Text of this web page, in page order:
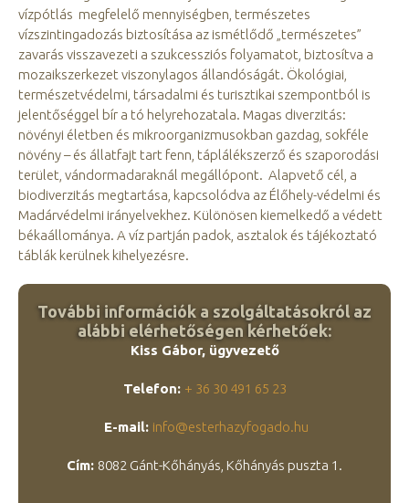
vízpótlás ­ megfelelő mennyiségben, természetes
vízszintingadozás biztosítása az ismétlődő „természetes”
zavarás visszavezeti a szukcessziós folyamatot, biztosítva a
mozaikszerkezet viszonylagos állandóságát. Ökológiai,
természetvédelmi, társadalmi és turisztikai szempontból is
jelentőséggel bír a tó helyrehozatala. Magas diverzitás:
növényi életben és mikroorganizmusokban gazdag, sokféle
növény – és állatfajt tart fenn, táplálékszerző és szaporodási
terület, vándormadaraknál megállópont. Alapvető cél, a
biodiverzitás megtartása, kapcsolódva az Élőhely-védelmi és
Madárvédelmi irányelvekhez. Különösen kiemelkedő a védett
békaállománya. A víz partján padok, asztalok és tájékoztató
táblák kerülnek kihelyezésre.
További információk a szolgáltatásokról az
alábbi elérhetőségen kérhetőek:
Kiss Gábor, ügyvezető
Telefon: + 36 30 491 65 23
E-mail: info@esterhazyfogado.hu
Cím: 8082 Gánt-Kőhányás, Kőhányás puszta 1.